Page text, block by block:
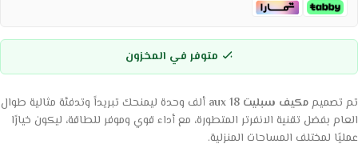
متوفر في المخزون
تم تصميممكيف سبليت aux 18
ألف وحدة ليمنحك تبريداً وتدفئة مثالية طوال
العام بفضل تقنية الانفرتر المتطورة، مع أداء قوي وموفر للطاقة، ليكون خيارًا
عمليًا لمختلف المساحات المنزلية.